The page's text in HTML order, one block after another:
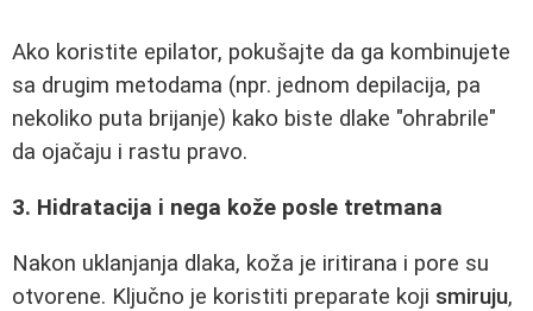
Ako koristite epilator, pokušajte da ga kombinujete
sa drugim metodama (npr. jednom depilacija, pa
nekoliko puta brijanje) kako biste dlake "ohrabrile"
da ojačaju i rastu pravo.
3. Hidratacija i nega kože posle tretmana
Nakon uklanjanja dlaka, koža je iritirana i pore su
otvorene. Ključno je koristiti preparate koji smiruju,